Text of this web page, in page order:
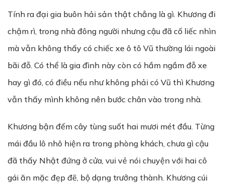
Tính ra đại gia buôn hải sản thật chẳng là gì. Khương đi
chậm rì, trong nhà đông người nhưng cậu đã cố liếc nhìn
mà vẫn không thấy có chiếc xe ô tô Vũ thường lái ngoài
bãi đỗ. Có thể là gia đình này còn có hầm ngầm đỗ xe
hay gì đó, có điều nếu như không phải có Vũ thì Khương
vẫn thấy mình không nên bước chân vào trong nhà.
Khương bận đếm cây tùng suốt hai mươi mét đầu. Từng
mái đầu lô nhô hiện ra trong phòng khách, chưa gì cậu
đã thấy Nhật đứng ở cửa, vui vẻ nói chuyện với hai cô
gái ăn mặc đẹp đẽ, bộ dạng trưởng thành. Khương cúi